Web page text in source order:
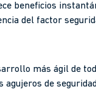
beneficios
del factor
más ágil de
agujeros de